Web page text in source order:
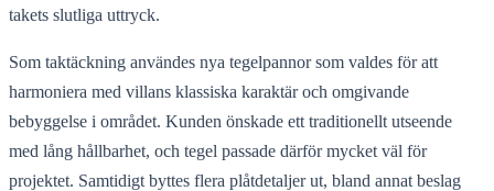
takets slutliga uttryck.
Som taktäckning användes nya tegelpannor som valdes för att
harmoniera med villans klassiska karaktär och omgivande
bebyggelse i området. Kunden önskade ett traditionellt utseende
med lång hållbarhet, och tegel passade därför mycket väl för
projektet. Samtidigt byttes flera plåtdetaljer ut, bland annat beslag